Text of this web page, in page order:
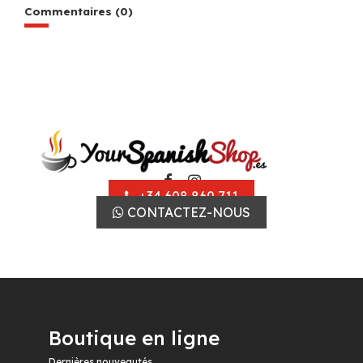
Commentaires (0)
+34 608 860 711
CONTACTEZ-NOUS
Boutique en ligne